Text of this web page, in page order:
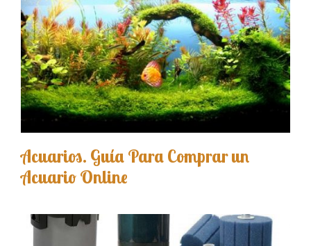
Acuarios. Guía Para Comprar un
Acuario Online